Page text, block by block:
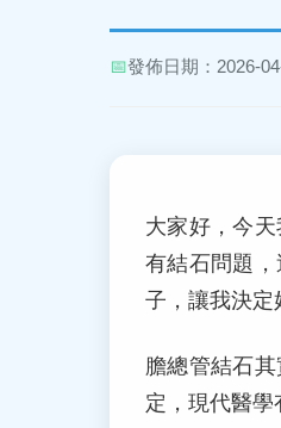
📅發佈日期：2026-
大家好，今
有結石問題
子，讓我決定
膽總管結石
定，現代醫學